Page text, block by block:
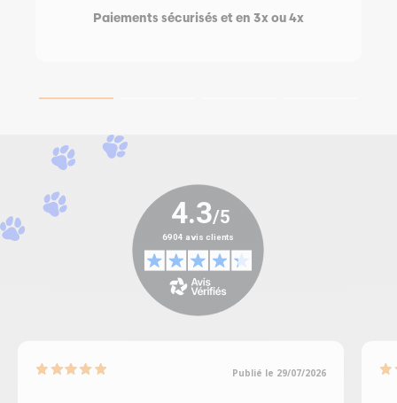
Paiements sécurisés et en 3x ou 4x
Publié le 29/07/2026